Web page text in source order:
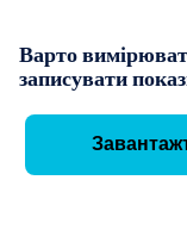
Варто
записувати